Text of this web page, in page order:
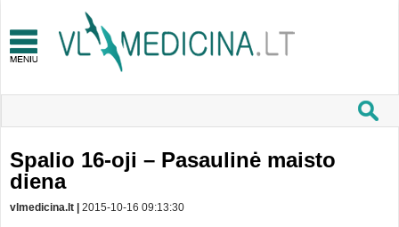
Spalio 16-oji – Pasaulinė maisto
diena
vlmedicina.lt | 2015-10-16 09:13:30